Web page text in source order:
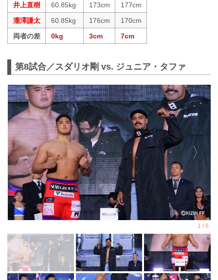
井上直樹
60.85kg 173cm
177cm
瀧澤謙太
60.85kg 176cm
170cm
両者の差
0kg 3cm 7cm
第8試合／スダリオ剛 vs. ジュニア・タファ